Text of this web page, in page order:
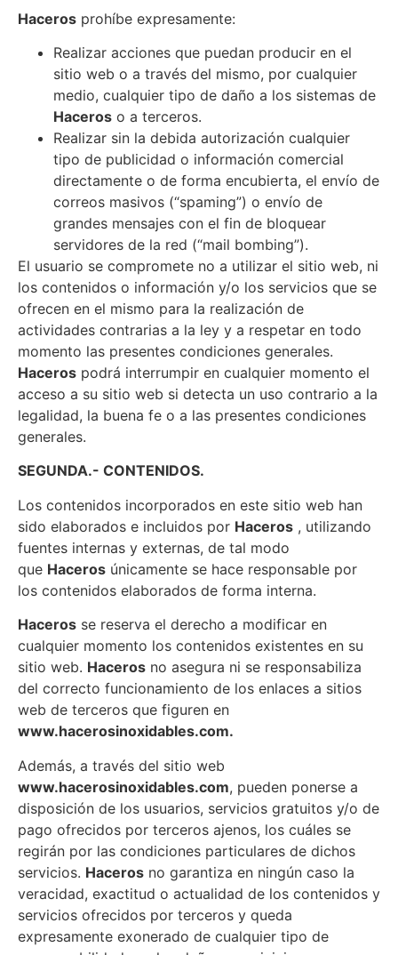
Haceros prohíbe expresamente:
Realizar acciones que puedan producir en el
sitio web o a través del mismo, por cualquier
medio, cualquier tipo de daño a los sistemas de
Haceros o a terceros.
Realizar sin la debida autorización cualquier
tipo de publicidad o información comercial
directamente o de forma encubierta, el envío de
correos masivos (“spaming”) o envío de
grandes mensajes con el fin de bloquear
servidores de la red (“mail bombing”).
El usuario se compromete no a utilizar el sitio web, ni
los contenidos o información y/o los servicios que se
ofrecen en el mismo para la realización de
actividades contrarias a la ley y a respetar en todo
momento las presentes condiciones generales.
Haceros podrá interrumpir en cualquier momento el
acceso a su sitio web si detecta un uso contrario a la
legalidad, la buena fe o a las presentes condiciones
generales.
SEGUNDA.- CONTENIDOS.
Los contenidos incorporados en este sitio web han
sido elaborados e incluidos por Haceros , utilizando
fuentes internas y externas, de tal modo
que Haceros únicamente se hace responsable por
los contenidos elaborados de forma interna.
Haceros se reserva el derecho a modificar en
cualquier momento los contenidos existentes en su
sitio web. Haceros no asegura ni se responsabiliza
del correcto funcionamiento de los enlaces a sitios
web de terceros que figuren en
www.hacerosinoxidables.com.
Además, a través del sitio web
www.hacerosinoxidables.com, pueden ponerse a
disposición de los usuarios, servicios gratuitos y/o de
pago ofrecidos por terceros ajenos, los cuáles se
regirán por las condiciones particulares de dichos
servicios. Haceros no garantiza en ningún caso la
veracidad, exactitud o actualidad de los contenidos y
servicios ofrecidos por terceros y queda
expresamente exonerado de cualquier tipo de